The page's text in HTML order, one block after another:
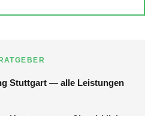
Stuttgart — alle Leistungen